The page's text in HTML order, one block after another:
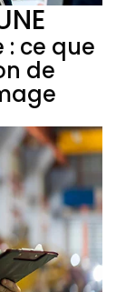
ce que
de